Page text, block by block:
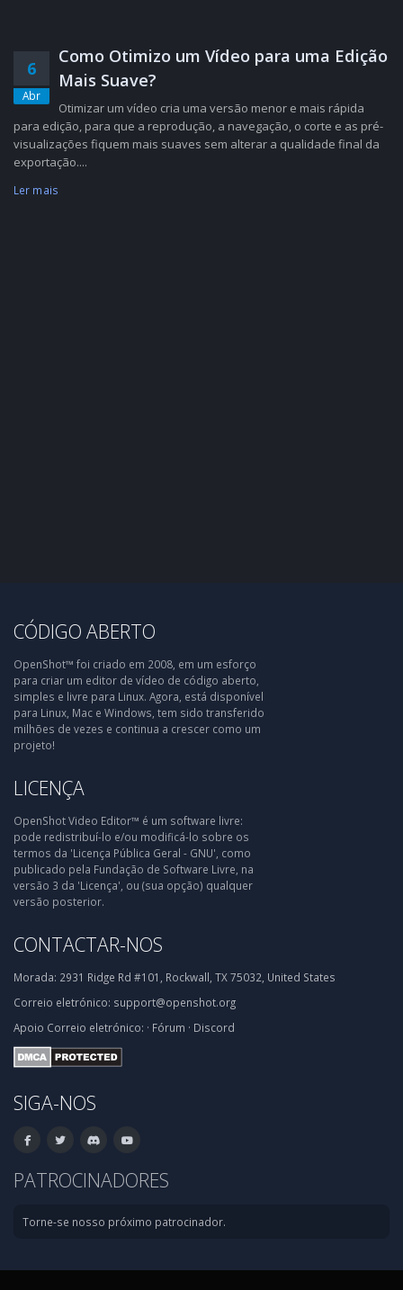
6
Abr
Como Otimizo um Vídeo para uma Edição
Mais Suave?
Otimizar um vídeo cria uma versão menor e mais rápida
para edição, para que a reprodução, a navegação, o corte e as pré-
visualizações fiquem mais suaves sem alterar a qualidade final da
exportação....
Ler mais
CÓDIGO ABERTO
OpenShot™ foi criado em 2008, em um esforço
para criar um editor de vídeo de código aberto,
simples e livre para Linux. Agora, está disponível
para Linux, Mac e Windows, tem sido transferido
milhões de vezes e continua a crescer como um
projeto!
LICENÇA
OpenShot Video Editor™ é um software livre:
pode redistribuí-lo e/ou modificá-lo sobre os
termos da 'Licença Pública Geral - GNU', como
publicado pela Fundação de Software Livre, na
versão 3 da 'Licença', ou (sua opção) qualquer
versão posterior.
CONTACTAR-NOS
Morada: 2931 Ridge Rd #101, Rockwall, TX 75032, United States
Correio eletrónico: support@openshot.org
Apoio Correio eletrónico: · Fórum · Discord
SIGA-NOS
PATROCINADORES
Torne-se nosso próximo patrocinador.